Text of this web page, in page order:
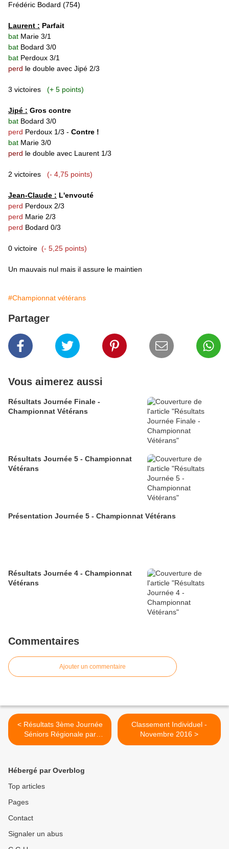
Frédéric Bodard (754)
Laurent : Parfait
bat Marie 3/1
bat Bodard 3/0
bat Perdoux 3/1
perd le double avec Jipé 2/3
3 victoires (+ 5 points)
Jipé : Gros contre
bat Bodard 3/0
perd Perdoux 1/3 - Contre !
bat Marie 3/0
perd le double avec Laurent 1/3
2 victoires (- 4,75 points)
Jean-Claude : L'envouté
perd Perdoux 2/3
perd Marie 2/3
perd Bodard 0/3
0 victoire (- 5,25 points)
Un mauvais nul mais il assure le maintien
#Championnat vétérans
Partager
Vous aimerez aussi
Résultats Journée Finale -
Championnat Vétérans
Résultats Journée 5 - Championnat
Vétérans
Présentation Journée 5 - Championnat Vétérans
Résultats Journée 4 - Championnat
Vétérans
Commentaires
Ajouter un commentaire
< Résultats 3ème Journée
Séniors Régionale par
équipe
Classement Individuel -
Novembre 2016 >
Hébergé par Overblog
Top articles
Pages
Contact
Signaler un abus